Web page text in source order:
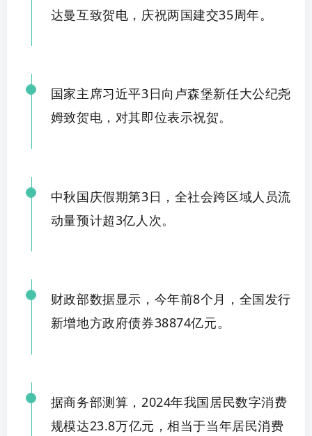
达曼互致贺电，庆祝两国建交35周年。
国家主席习近平3日向卢森堡新任大公纪尧
姆致贺电，对其即位表示祝贺。
中秋国庆假期第3日，全社会跨区域人员流
动量预计超3亿人次。
财政部数据显示，今年前8个月，全国发行
新增地方政府债券38874亿元。
据商务部测算， 2024年我国居民数字消费
规模达23.8万亿元，相当于当年居民消费